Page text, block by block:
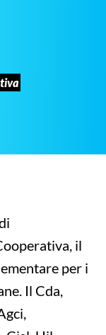
il
per i
Il Cda,